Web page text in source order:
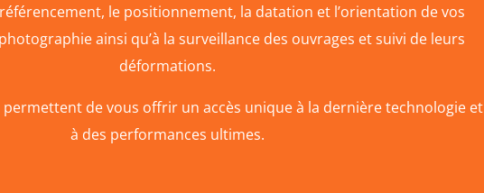
le positionnement, la datation et l’orientation de vos
ainsi qu’à la surveillance des ouvrages et suivi de leurs
déformations.
de vous offrir un accès unique à la dernière technologie et
à des performances ultimes.